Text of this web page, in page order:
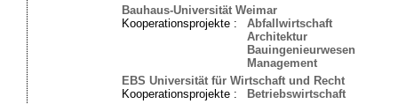
Bauhaus-Universität Weimar
Kooperationsprojekte :
Abfallwirtschaft
Architektur
Bauingenieurwesen
Management
EBS Universität für Wirtschaft und Recht
Kooperationsprojekte :
Betriebswirtschaft